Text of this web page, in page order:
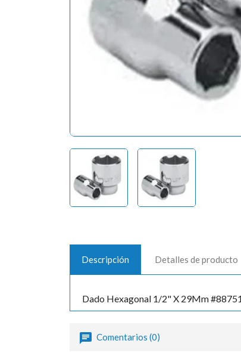
Descripción Detalles de producto
Dado Hexagonal 1/2" X 29Mm
Comentarios (0)